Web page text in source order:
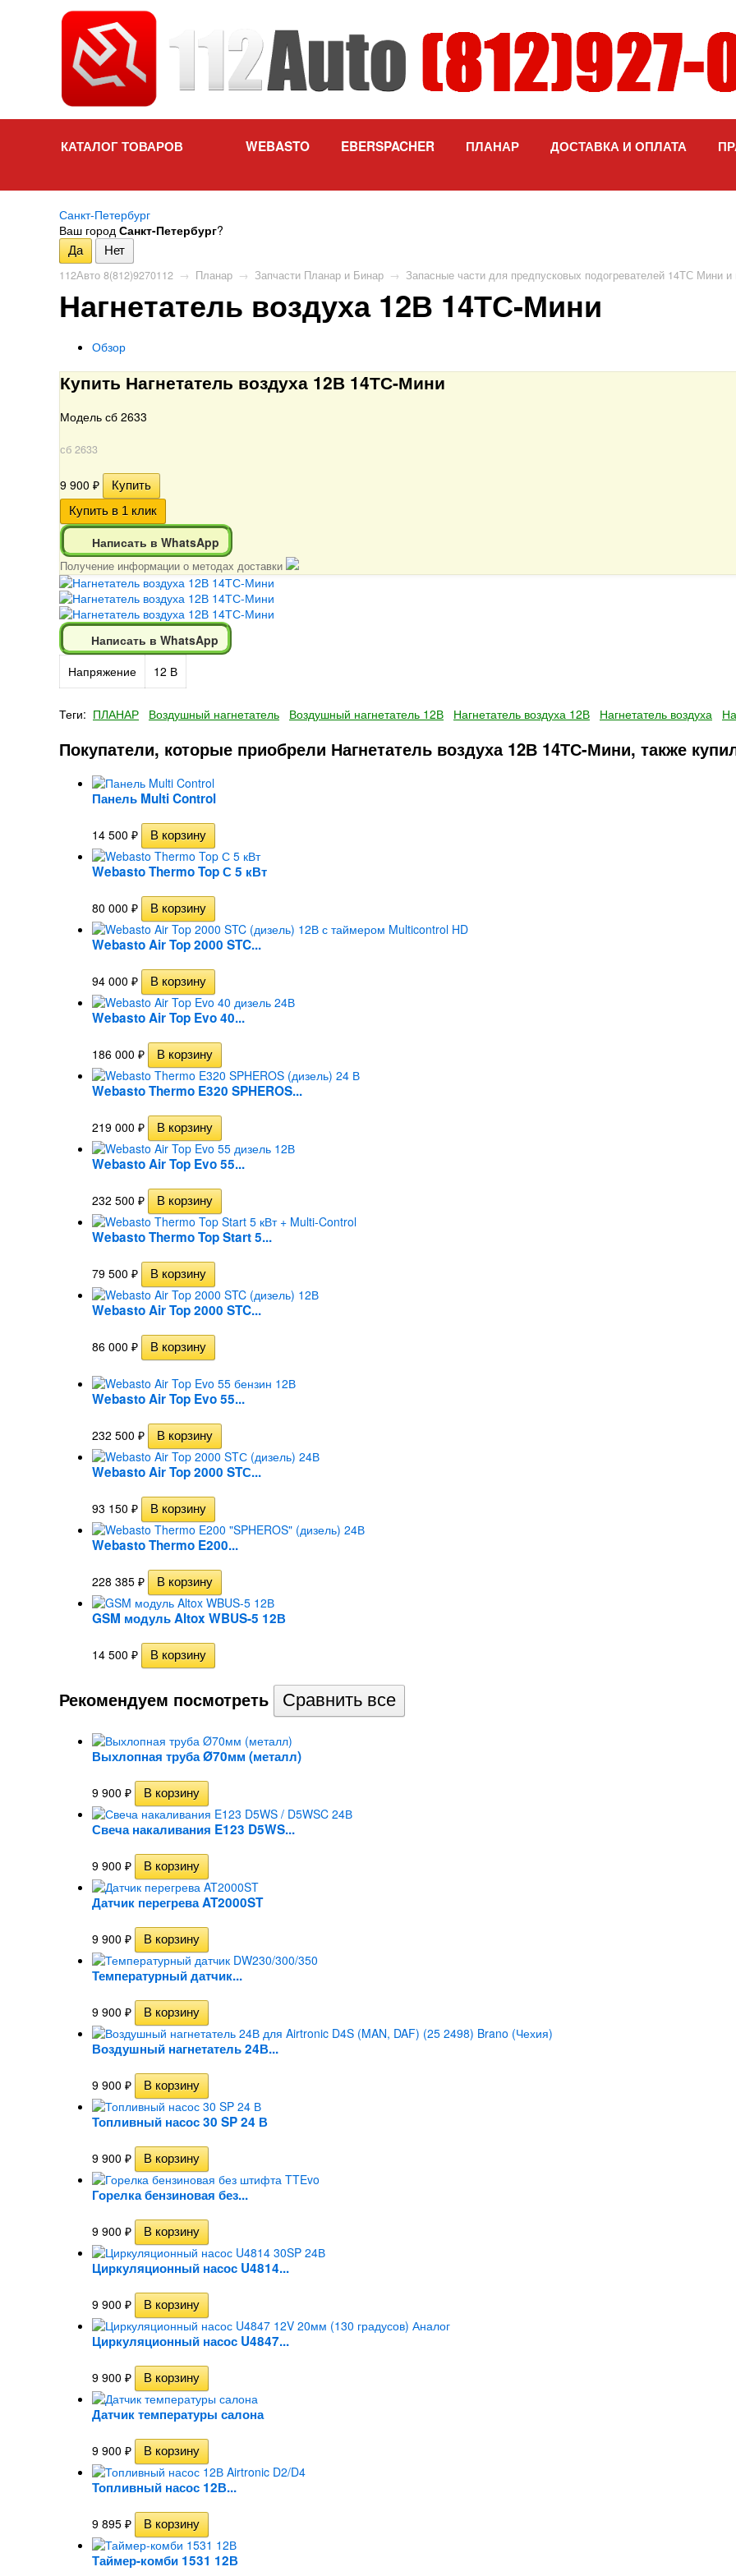
КАТАЛОГ ТОВАРОВ WEBASTO EBERSPACHER ПЛАНАР ДОСТАВКА И ОПЛАТА
Санкт-Петербург
Ваш город Санкт-Петербург?
112Авто 8(812)9270112 → Планар → Запчасти Планар и Бинар → Запасные части для предпусковых подогревателей 14ТС Мини
Нагнетатель воздуха 12В 14ТС-Мини
Обзор
Купить Нагнетатель воздуха 12В 14ТС-Мини
Модель сб 2633
сб 2633
9 900 ₽
Написать в WhatsApp
Получение информации о методах доставки
Написать в WhatsApp
Напряжение
12 В
Теги: ПЛАНАР Воздушный нагнетатель Воздушный нагнетатель 12В Нагнетатель воздуха 12В Нагнетатель воздуха
Покупатели, которые приобрели Нагнетатель воздуха 12В 14ТС-Мини, также
Панель Multi Control
14 500 ₽
Webasto Thermo Top С 5 кВт
80 000 ₽
Webasto Air Top 2000 STC...
94 000 ₽
Webasto Air Top Evo 40...
186 000 ₽
Webasto Thermo E320 SPHEROS...
219 000 ₽
Webasto Air Top Evo 55...
232 500 ₽
Webasto Thermo Top Start 5...
79 500 ₽
Webasto Air Top 2000 STC...
86 000 ₽
Webasto Air Top Evo 55...
232 500 ₽
Webasto Air Top 2000 STС...
93 150 ₽
Webasto Thermo E200...
228 385 ₽
GSM модуль Altox WBUS-5 12В
14 500 ₽
Рекомендуем посмотреть
Выхлопная труба Ø70мм (металл)
9 900 ₽
Свеча накаливания E123 D5WS...
9 900 ₽
Датчик перегрева AT2000ST
9 900 ₽
Температурный датчик...
9 900 ₽
Воздушный нагнетатель 24В...
9 900 ₽
Топливный насос 30 SP 24 В
9 900 ₽
Горелка бензиновая без...
9 900 ₽
Циркуляционный насос U4814...
9 900 ₽
Циркуляционный насос U4847...
9 900 ₽
Датчик температуры салона
9 900 ₽
Топливный насос 12В...
9 895 ₽
Таймер-комби 1531 12В